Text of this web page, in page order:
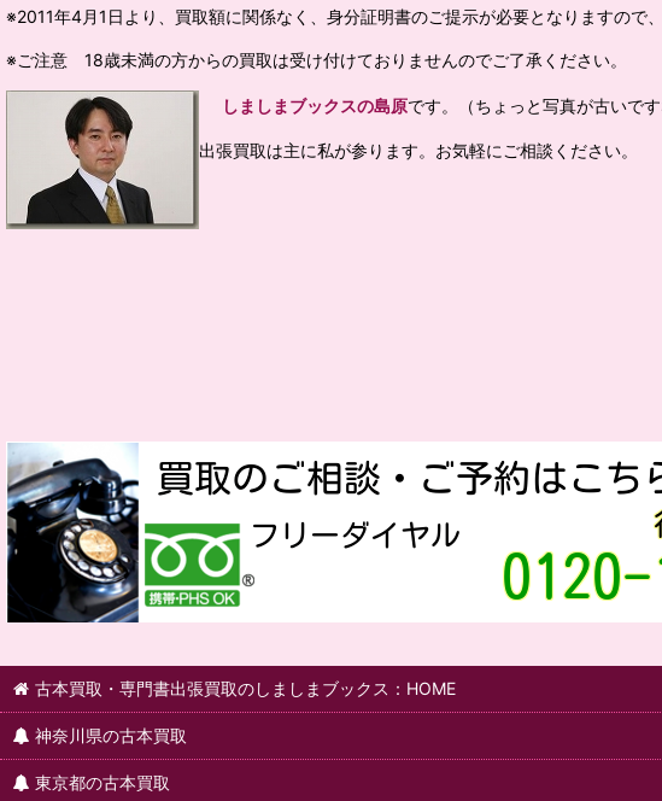
※2011年4月1日より、買取額に関係なく、身分証明書のご提示が必要となりますので
※ご注意 18歳未満の方からの買取は受け付けておりませんのでご了承ください。
しましまブックスの島原です。（ちょっと写真が古いです
出張買取は主に私が参ります。お気軽にご相談ください。
古本買取・専門書出張買取のしましまブックス：HOME
神奈川県の古本買取
東京都の古本買取